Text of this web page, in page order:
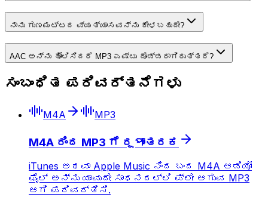
ನಾನು ಗುಣಮಟ್ಟದ ವ್ಯತ್ಯಾಸವನ್ನು ಕೇಳಬಹುದೇ?
AAC ಅನ್ನು ಹೋಲಿಸಿದರೆ MP3 ಎಷ್ಟು ದೊಡ್ಡದಾಗಿರುತ್ತದೆ?
ಸಂಬಂಧಿತ ಪರಿವರ್ತನೆಗಳು
M4A MP3
M4A ರಿಂದ MP3 ಗೆ ರূপಾಂತರಕ
iTunes ಅಥವಾ Apple Music ನಿಂದ ಬಂದ M4A ಆಡಿಯೋ
ಫೈಲ್ ಅನ್ನು ಯಾವುದೇ ಸಾಧನದಲ್ಲಿ ಪ್ಲೇ ಆಗುವ MP3
ಆಗಿ ಪರಿವರ್ತಿಸಿ.